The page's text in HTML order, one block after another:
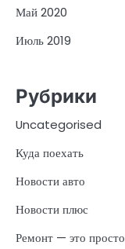
Май 2020
Июль 2019
Рубрики
Uncategorised
Куда поехать
Новости авто
Новости плюс
Ремонт — это просто